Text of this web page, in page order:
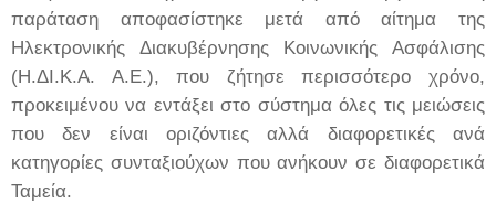
παράταση αποφασίστηκε μετά από αίτημα της
Ηλεκτρονικής Διακυβέρνησης Κοινωνικής Ασφάλισης
(Η.ΔΙ.Κ.Α. Α.Ε.), που ζήτησε περισσότερο χρόνο,
προκειμένου να εντάξει στο σύστημα όλες τις μειώσεις
που δεν είναι οριζόντιες αλλά διαφορετικές ανά
κατηγορίες συνταξιούχων που ανήκουν σε διαφορετικά
Ταμεία.